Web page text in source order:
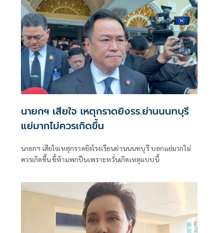
นายกฯ เสียใจ เหตุกราดยิงรร.ย่านนนทบุรี
แย่มากไม่ควรเกิดขึ้น
นายกฯ เสียใจเหตุกราดยิงโรงเรียนย่านนนทบุรี บอกแย่มากไม่
ควรเกิดขึ้น ชี้ห้ามพกปืนเพราะหวั่นเกิดเหตุแบบนี้